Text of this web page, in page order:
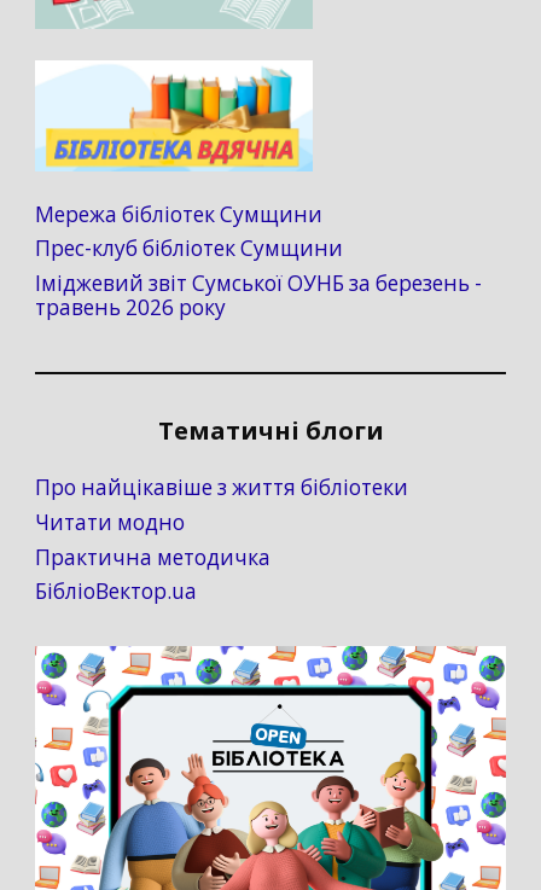
Мережа бібліотек Сумщини
Прес-клуб бібліотек Сумщини
Іміджевий звіт Сумської ОУНБ за березень -
травень 2026 року
Тематичні блоги
Про найцікавіше з життя бібліотеки
Читати модно
Практична методичка
БібліоВектор.ua